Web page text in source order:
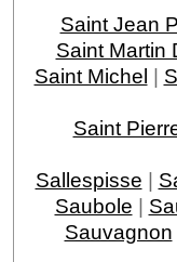
Saint Jean
Saint Martin
Saint Michel |
Saint
Sallespisse |
Saubole |
Sauvagnon